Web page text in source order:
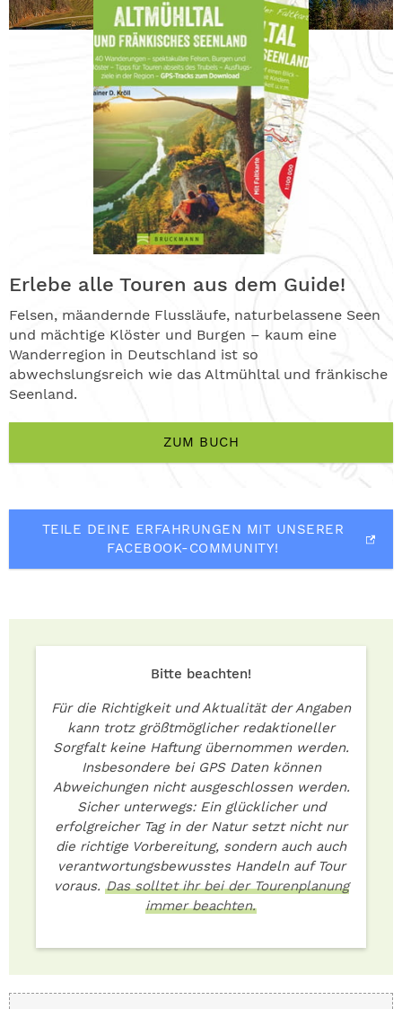
Erlebe alle Touren aus dem Guide!
Felsen, mäandernde Flussläufe, naturbelassene Seen
und mächtige Klöster und Burgen – kaum eine
Wanderregion in Deutschland ist so
abwechslungsreich wie das Altmühltal und fränkische
Seenland.
ZUM BUCH
TEILE DEINE ERFAHRUNGEN MIT UNSERER
FACEBOOK-COMMUNITY!
Bitte beachten!
Für die Richtigkeit und Aktualität der Angaben
kann trotz größtmöglicher redaktioneller
Sorgfalt keine Haftung übernommen werden.
Insbesondere bei GPS Daten können
Abweichungen nicht ausgeschlossen werden.
Sicher unterwegs: Ein glücklicher und
erfolgreicher Tag in der Natur setzt nicht nur
die richtige Vorbereitung, sondern auch auch
verantwortungsbewusstes Handeln auf Tour
voraus. Das solltet ihr bei der Tourenplanung
immer beachten.